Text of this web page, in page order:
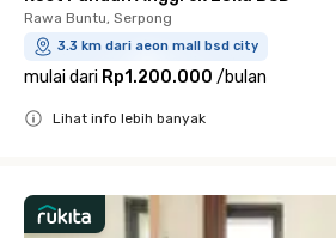
Rawa Buntu, Serpong
3.3 km dari aeon mall bsd city
mulai dari Rp1.200.000 /bulan
Lihat info lebih banyak